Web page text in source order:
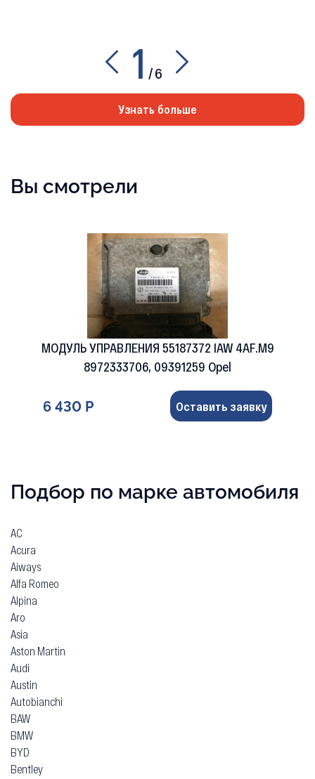
1 /6
Узнать больше
Вы смотрели
МОДУЛЬ УПРАВЛЕНИЯ 55187372 IAW 4AF.M9
8972333706, 09391259 Opel
6 430 Р Оставить заявку
Подбор по марке автомобиля
AC
Acura
Aiways
Alfa Romeo
Alpina
Aro
Asia
Aston Martin
Audi
Austin
Autobianchi
BAW
BMW
BYD
Bentley